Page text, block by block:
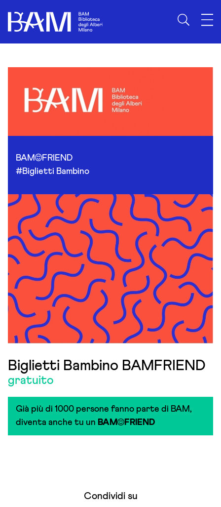
BAM
FRIEND
#Biglietti Bambino
Biglietti Bambino BAMFRIEND
gratuito
Già più di 1000 persone fanno parte di BAM,
diventa anche tu un BAM FRIEND
Condividi su